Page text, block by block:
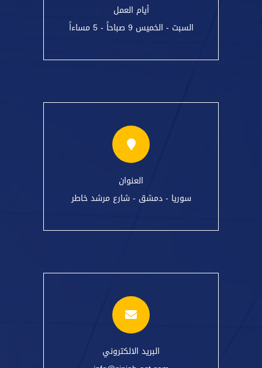
أيام العمل
السبت - الخميس 9 صباحاً - 5 مساءاً
العنوان
سوريا - دمشق - شارع مرشد خاطر
البريد الالكتروني